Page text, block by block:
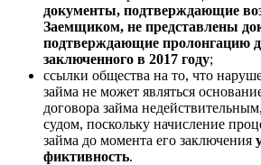
документы, подтверждающие
Заемщиком, не представлены
подтверждающие пролонгацию
заключенного в 2017 году;
ссылки общества на то, что
займа не может являться
договора займа
судом, поскольку начисление
займа до момента его заключения
фиктивность.